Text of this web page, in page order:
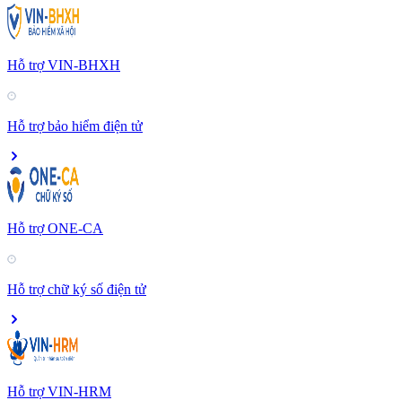
Hỗ trợ VIN-BHXH
Hỗ trợ bảo hiểm điện tử
Hỗ trợ ONE-CA
Hỗ trợ chữ ký số điện tử
Hỗ trợ VIN-HRM